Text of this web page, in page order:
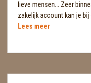
BROEKZAKSTENEN
CADEAUBONNEN
DIERTJES
DIVERSE
lieve mensen... Zeer
zakelijk account kan je bij
Lees meer